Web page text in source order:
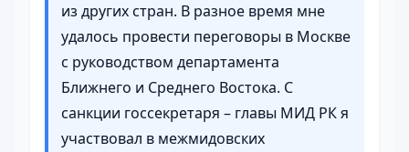
из других стран. В разное время мне
удалось провести переговоры в Москве
с руководством департамента
Ближнего и Среднего Востока. С
санкции госсекретаря – главы МИД РК я
участвовал в межмидовских